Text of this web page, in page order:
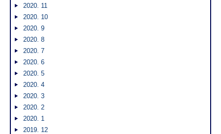
2020. 11
2020. 10
2020. 9
2020. 8
2020. 7
2020. 6
2020. 5
2020. 4
2020. 3
2020. 2
2020. 1
2019. 12